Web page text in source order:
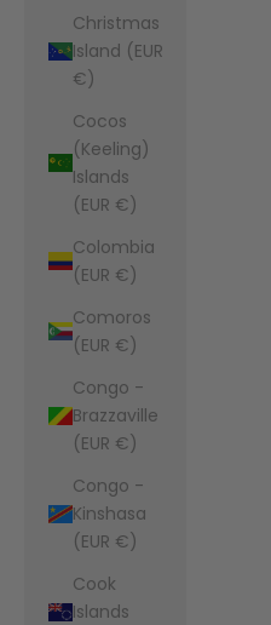
Christmas
Island (EUR
€)
Cocos
(Keeling)
Islands
(EUR €)
Colombia
(EUR €)
Comoros
(EUR €)
Congo -
Brazzaville
(EUR €)
Congo -
Kinshasa
(EUR €)
Cook
Islands